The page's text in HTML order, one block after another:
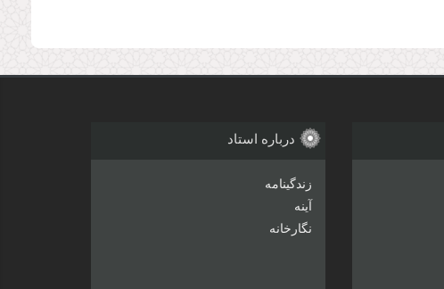
درباره استاد
زندگینامه
آینه
نگارخانه